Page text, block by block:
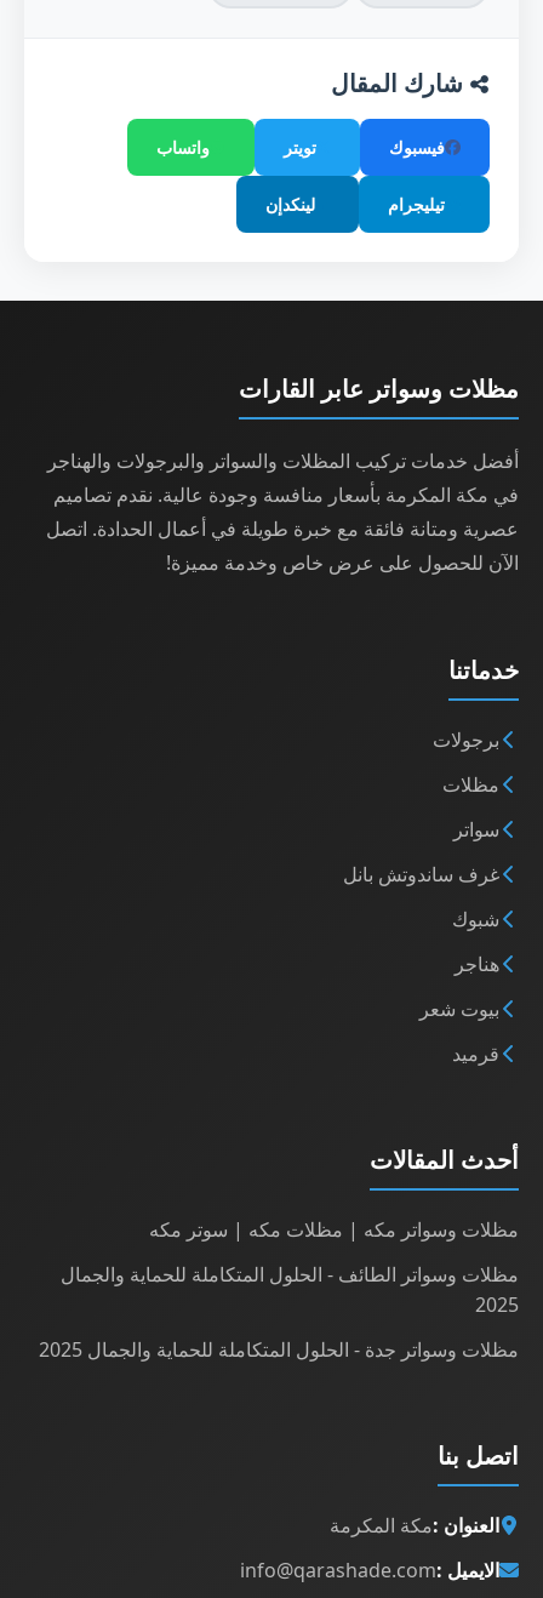
شارك المقال
فيسبوك تويتر واتساب
تيليجرام لينكدإن
مظلات وسواتر عابر القارات
أفضل خدمات تركيب المظلات والسواتر والبرجولات والهناجر
في مكة المكرمة بأسعار منافسة وجودة عالية. نقدم تصاميم
عصرية ومتانة فائقة مع خبرة طويلة في أعمال الحدادة. اتصل
الآن للحصول على عرض خاص وخدمة مميزة!
خدماتنا
برجولات
مظلات
سواتر
غرف ساندوتش بانل
شبوك
هناجر
بيوت شعر
قرميد
أحدث المقالات
مظلات وسواتر مكه | مظلات مكه | سوتر مكه
مظلات وسواتر الطائف - الحلول المتكاملة للحماية والجمال
2025
مظلات وسواتر جدة - الحلول المتكاملة للحماية والجمال 2025
اتصل بنا
العنوان :مكة المكرمة
الايميل :info@qarashade.com